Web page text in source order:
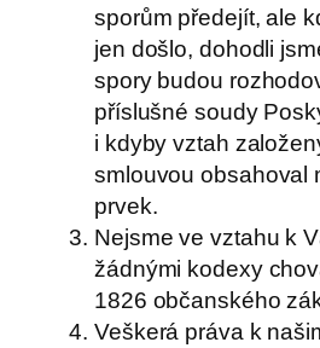
sporům předejít, ale
jen došlo, dohodli
spory budou
příslušné soudy
i kdyby vztah
smlouvou obsahoval
prvek.
Nejsme ve vztahu k
žádnými kodexy
1826 občanského
Veškerá práva k